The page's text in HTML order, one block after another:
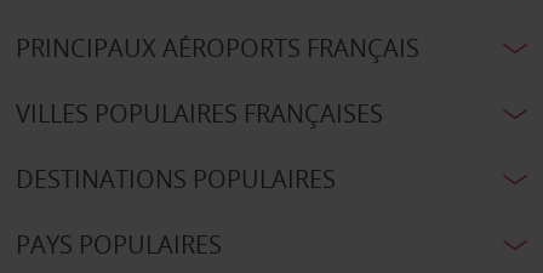
PRINCIPAUX AÉROPORTS FRANÇAIS
VILLES POPULAIRES FRANÇAISES
DESTINATIONS POPULAIRES
PAYS POPULAIRES